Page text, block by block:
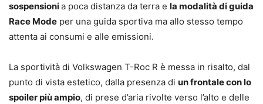
sospensionia poca distanza da terra e la modalità di guida
Race Mode per una guida sportiva ma allo stesso tempo
attenta ai consumi e alle emissioni.
La sportività di Volkswagen T-Roc R è messa in risalto, dal
punto di vista estetico, dalla presenza di un frontale con lo
spoiler più ampio, di prese d’aria rivolte verso l’alto e delle